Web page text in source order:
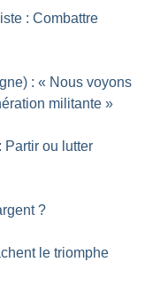
: Combattre
: « Nous voyons
militante »
Partir ou lutter
?
le triomphe